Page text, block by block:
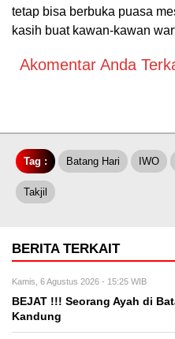
tetap bisa berbuka puasa
kasih buat kawan-kawan
Akomentar Anda
Tag : Batang Hari IWO
Takjil
BERITA TERKAIT
Kamis, 6 Agustus 2026 - 15:25 WIB
BEJAT !!! Seorang Ayah di
Kandung